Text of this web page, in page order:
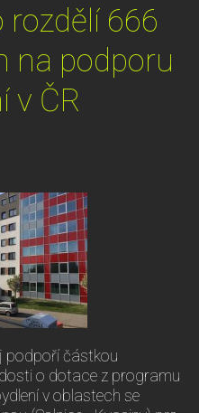
666
na podporu
v ČR
podpoří částkou
o dotace z programu
v oblastech se